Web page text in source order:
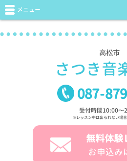
高松市
さつき音
087-879
受付時間10:00〜
※レッスン中は出られない場
無料体験
お申込み
メニュー